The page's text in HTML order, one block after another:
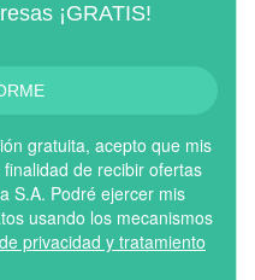
¡GRATIS!
gratuita, acepto que mis
de recibir ofertas
S.A. Podré ejercer mis
usando los mecanismos
privacidad y tratamiento